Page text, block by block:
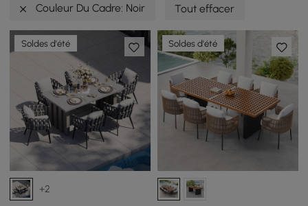
Couleur Du Cadre: Noir Tout effacer
Soldes d'été
+2
Soldes d'été